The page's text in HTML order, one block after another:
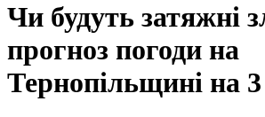
Чи будуть затяжні
прогноз погоди на
Тернопільщині на